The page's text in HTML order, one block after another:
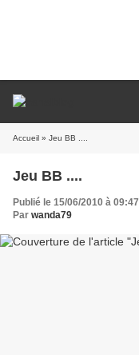
Accueil » Jeu BB ....
Jeu BB ....
Publié le 15/06/2010 à 09:47
Par wanda79